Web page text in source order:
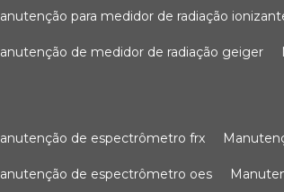
manutenção para medidor de radiação
manutenção de medidor de radiação geiger
manutenção de espectrômetro frx
manutenção de espectrômetro oes